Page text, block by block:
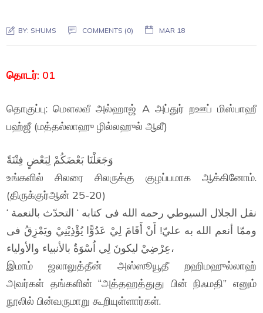
BY: SHUMS COMMENTS (0) MAR 18
தொடர்: 01
தொகுப்பு: மௌலவீ அல்ஹாஜ் A அப்துர் றஊப் மிஸ்பாஹீ
பஹ்ஜீ (மத்தல்லாஹு ழில்லஹுல் ஆலீ)
وَجَعَلْنَا بَعْضَكُمْ لِبَعْضٍ فِتْنَةً
உங்களில் சிலரை சிலருக்கு குழப்பமாக ஆக்கினோம்.
(திருக்குர்ஆன் 25-20)
نقل الجلال السيوطي رحمه الله فى كتابه ‘ التحدّث بالنعمة ‘
وممّا أنعم الله به عليّ! أَنْ أَقَامَ لِيْ عَدُوًّا يُؤْذِيْنِيْ ويَمْزِقُ فى
عِرْضِيْ ليكونَ لِي اُسْوَةٌ بالأنبياء والأولياء،
இமாம் ஜலாலுத்தீன் அஸ்ஸூயூதீ றஹிமஹுல்லாஹ்
அவர்கள் தங்களின் “அத்தஹத்துது பின் நிஃமதி” எனும்
நூலில் பின்வருமாறு கூறியுள்ளார்கள்.